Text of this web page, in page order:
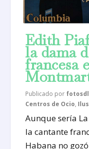
Edith
la dama
francesa
Publicado por
Centros de Ocio,
Aunque sería
la cantante
Habana no